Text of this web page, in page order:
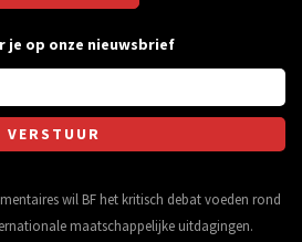
je op onze nieuwsbrief
wil BF het kritisch debat voeden rond
maatschappelijke uitdagingen.